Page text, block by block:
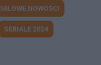
NOWOŚCI
SERIALE 2024